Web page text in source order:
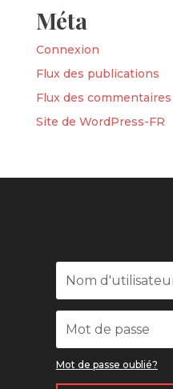
Méta
Connexion
Flux des publications
Flux des commentaires
Site de WordPress-FR
Mot de passe oublié?